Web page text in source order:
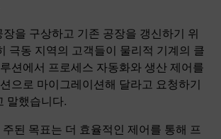
장을 구상하고 기존 공장을 갱신하기 위
극동 지역의 고객들이 물리적 기계의 클
션에서 프로세스 자동화와 생산 제어를
으로 마이그레이션해 달라고 요청하기
말했습니다.
된 목표는 더 효율적인 제어를 통해 프